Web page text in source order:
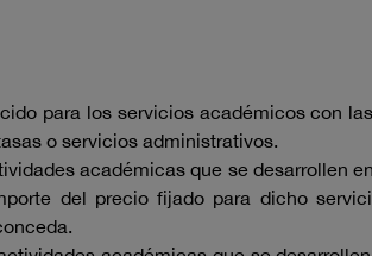
para los servicios académicos con
o servicios administrativos.
académicas que se desarrollen
del precio fijado para dicho